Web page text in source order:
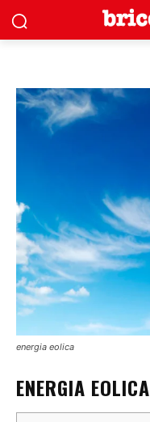
energia eolica
ENERGIA EOLICA